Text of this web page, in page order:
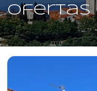
Ofertas